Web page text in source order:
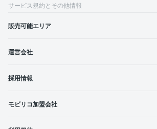
サービス規約とその他情報
販売可能エリア
運営会社
採用情報
モビリコ加盟会社